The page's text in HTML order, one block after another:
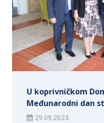
U koprivničkom
Međunarodni dan
29.09.2023.